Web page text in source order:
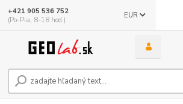
EUR
+421 905 536 752
(Po-Pia, 8-18 hod.)